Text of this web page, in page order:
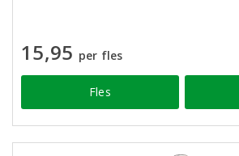
15,95 per fles
Fles